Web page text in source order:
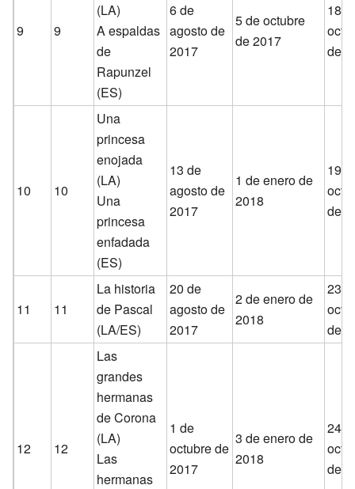
9 9
(LA)
A espaldas
de
Rapunzel
(ES)
6 de
agosto de
2017
5 de octubre
de 2017
18
de
10 10
Una
princesa
enojada
(LA)
Una
princesa
enfadada
(ES)
13 de
agosto de
2017
1 de enero de
2018
19
de
11 11
La historia
de Pascal
(LA/ES)
20 de
agosto de
2017
2 de enero de
2018
23
de
12 12
Las
grandes
hermanas
de Corona
(LA)
Las
hermanas
1 de
octubre de
2017
3 de enero de
2018
24
de